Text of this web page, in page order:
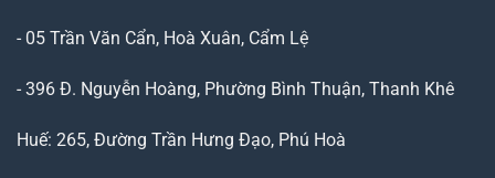
- 05 Trần Văn Cẩn, Hoà Xuân, Cẩm Lệ
- 396 Đ. Nguyễn Hoàng, Phường Bình Thuận, Thanh Khê
Huế: 265, Đường Trần Hưng Đạo, Phú Hoà